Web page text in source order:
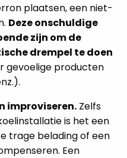
plaatsen, een niet-
Deze onschuldige
zijn om de
drempel te doen
gevoelige producten
improviseren. Zelfs
is het een
trage belading of een
Een